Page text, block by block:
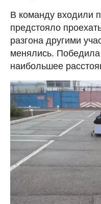
В команду входили
предстояло
разгона другими
менялись.
наибольшее